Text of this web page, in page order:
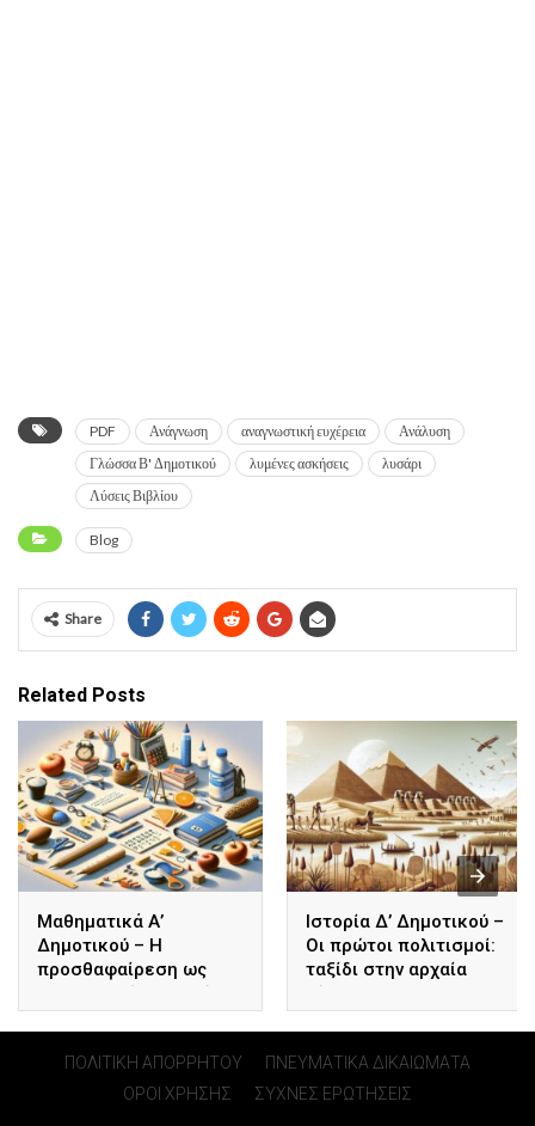
PDF Ανάγνωση αναγνωστική ευχέρεια
Ανάλυση
Γλώσσα Β' Δημοτικού
λυμένες ασκήσεις
λυσάρι
Λύσεις Βιβλίου
Blog
Share
Related Posts
Μαθηματικά Α’
Δημοτικού – Η
προσθαφαίρεση ως
καθημερινό εργαλείο:
Πώς μαθαίνω να λύνω
βήματα
Ιστορία Δ’ Δημοτικού –
Οι πρώτοι πολιτισμοί:
ταξίδι στην αρχαία
Αίγυπτο
ΠΟΛΙΤΙΚΗ ΑΠΟΡΡΗΤΟΥ
ΠΝΕΥΜΑΤΙΚΑ ΔΙΚΑΙΩΜΑΤΑ
ΟΡΟΙ ΧΡΗΣΗΣ
ΣΥΧΝΕΣ ΕΡΩΤΗΣΕΙΣ